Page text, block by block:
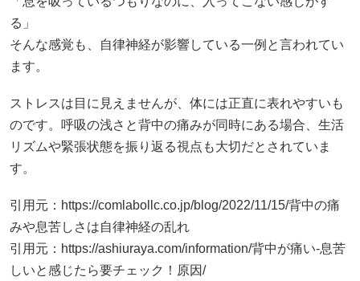
のです。呼吸の浅さと背中の痛みが同時にある場合、生活
リズムや緊張状態を振り返る視点も大切だとされていま
す。
みや息苦しさは自律神経の乱れ
引用元：
https://ashiuraya.com/information/背中が痛い-息苦
しいと感じたら要チェック！原因/
#息苦しい原因
#筋肉と姿勢
#自律神経の影響